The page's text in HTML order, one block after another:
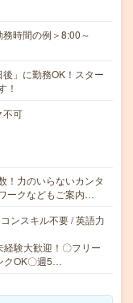
時間の例＞8:00～
」に勤務OK！スター
！
可
！力のいらないカンタ
ークなどもご案内…
ンスキル不要 / 英語力
経験大歓迎！〇フリー
クOK〇週5…